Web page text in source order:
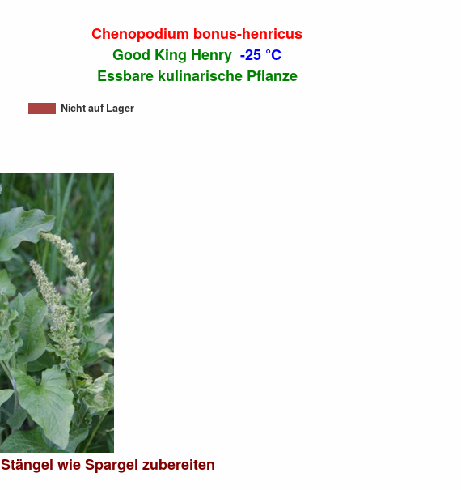
Chenopodium bonus-henricus
Good King Henry -25 °C
Essbare kulinarische Pflanze
Nicht auf Lager
wie Spargel zubereiten